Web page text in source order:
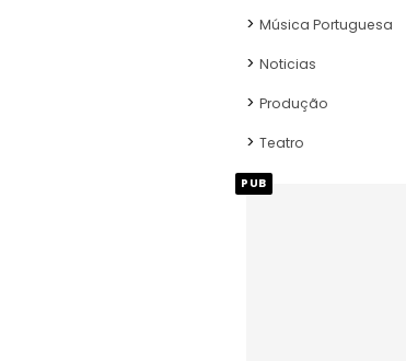
Música Portuguesa
Noticias
Produção
Teatro
PUB